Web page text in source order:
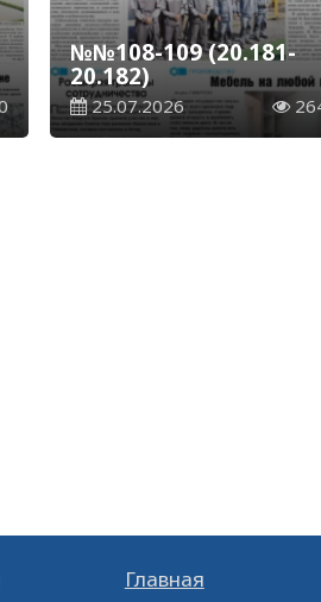
№№108-109 (20.181-
20.182)
25.07.2026
Главная